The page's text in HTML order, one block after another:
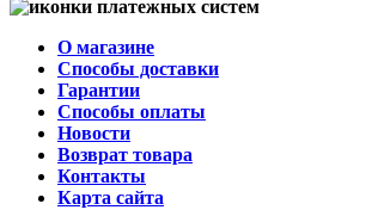
О магазине
Способы доставки
Гарантии
Способы оплаты
Новости
Возврат товара
Контакты
Карта сайта